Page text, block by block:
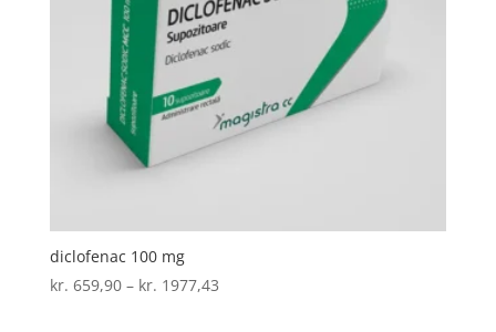
diclofenac 100 mg
kr. 659,90 – kr. 1977,43Prisinterval: